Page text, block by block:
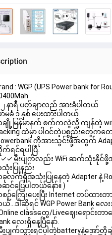
: WGP (UPS Power bank for
၂ နာရီ ပတ်ချာလည် အားခံပါတယ်
မခံ ၁ နှစ် ပေးထားပါတယ်..
ျို့မြန်မာနက် စက်ကလွဲလို့ ကျန်တဲ့ wifi
ထဲမှာ ပါဝင်တဲ့ပစ္စည်းတွေကတေ
ကိုအားသွင်းဖို့အတွက်
ရင်ရပါပြီ..
မီးပျက်လည်း WiFi ဆက်သုံးနိုင်ဖို့
းပြုနည်း
လက်ရှိအသုံးပြုနေတဲ့ Adapter နဲ့
င်ပြေပါတယ်နော်။ )
ဉ်ကြေးပေးပြီး Internet တပ်ထား
...ဒါဆိုရင် WGP Power Bank လ
classတွေ/Liveဈေးရောင်
လေးရှိနေပြီနော်.
းပျက်သွားရင်ပါတဲ့batteryနဲ့အော်တို